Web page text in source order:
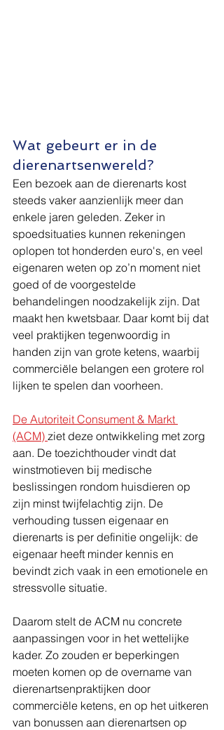
Wat gebeurt er in de
dierenartsenwereld?
Een bezoek aan de dierenarts kost
steeds vaker aanzienlijk meer dan
enkele jaren geleden. Zeker in
spoedsituaties kunnen rekeningen
oplopen tot honderden euro's, en veel
eigenaren weten op zo’n moment niet
goed of de voorgestelde
behandelingen noodzakelijk zijn. Dat
maakt hen kwetsbaar. Daar komt bij dat
veel praktijken tegenwoordig in
handen zijn van grote ketens, waarbij
commerciële belangen een grotere rol
lijken te spelen dan voorheen.
De Autoriteit Consument & Markt
(ACM) ziet deze ontwikkeling met zorg
aan. De toezichthouder vindt dat
winstmotieven bij medische
beslissingen rondom huisdieren op
zijn minst twijfelachtig zijn. De
verhouding tussen eigenaar en
dierenarts is per definitie ongelijk: de
eigenaar heeft minder kennis en
bevindt zich vaak in een emotionele en
stressvolle situatie.
Daarom stelt de ACM nu concrete
aanpassingen voor in het wettelijke
kader. Zo zouden er beperkingen
moeten komen op de overname van
dierenartsenpraktijken door
commerciële ketens, en op het uitkeren
van bonussen aan dierenartsen op